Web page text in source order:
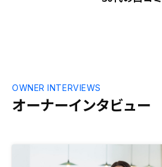
オーナーインタビュー
OWNER INTERVIEWS